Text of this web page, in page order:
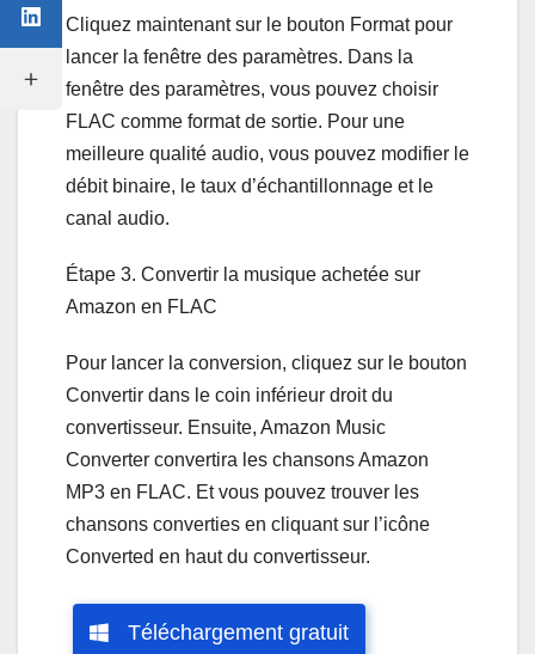
Cliquez maintenant sur le bouton Format pour
lancer la fenêtre des paramètres. Dans la
fenêtre des paramètres, vous pouvez choisir
FLAC comme format de sortie. Pour une
meilleure qualité audio, vous pouvez modifier le
débit binaire, le taux d’échantillonnage et le
canal audio.
Étape 3. Convertir la musique achetée sur
Amazon en FLAC
Pour lancer la conversion, cliquez sur le bouton
Convertir dans le coin inférieur droit du
convertisseur. Ensuite, Amazon Music
Converter convertira les chansons Amazon
MP3 en FLAC. Et vous pouvez trouver les
chansons converties en cliquant sur l’icône
Converted en haut du convertisseur.
Téléchargement gratuit